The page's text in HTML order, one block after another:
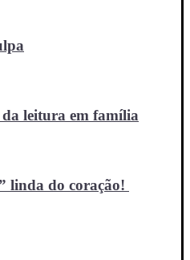
leitura em família
linda do coração!